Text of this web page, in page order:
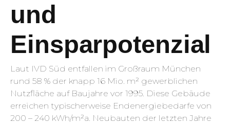
und
Einsparpotenzial
Laut IVD Süd entfallen im Großraum München
rund 58 % der knapp 16 Mio. m² gewerblichen
Nutzfläche auf Baujahre vor 1995. Diese Gebäude
erreichen typischerweise Endenergiebedarfe von
200 – 240 kWh/m²a. Neubauten der letzten Jahre